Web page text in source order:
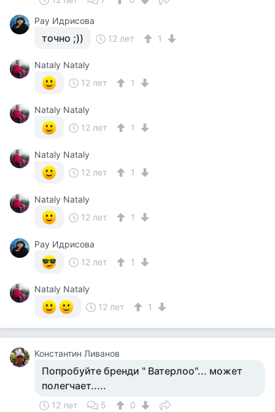
Рау Идрисова
точно ;)) 12 лет 1
Nataly Nataly
12 лет
1
Nataly Nataly
12 лет
1
Nataly Nataly
12 лет
1
Nataly Nataly
12 лет
1
Рау Идрисова
12 лет
1
Nataly Nataly
12 лет
1
Константин Ливанов
Попробуйте бренди " Ватерлоо"... может
полегчает.....
12 лет 5
0